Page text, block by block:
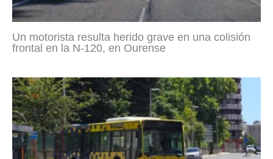
Un motorista resulta herido grave en una colisión
frontal en la N-120, en Ourense